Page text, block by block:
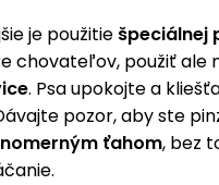
je použitie špeciálnej
chovateľov, použiť ale
. Psa upokojte a
pozor, aby ste
ťahom, bez